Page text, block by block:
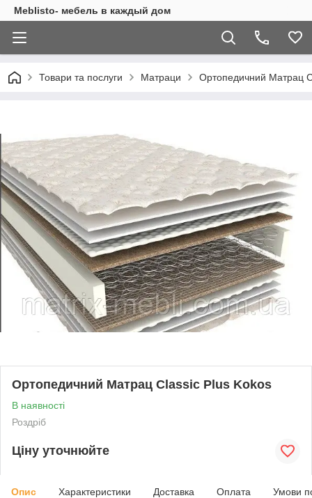
Meblisto- мебель в каждый дом
Товари та послуги Матраци Ортопедичний Матрац
Ортопедичний Матрац Classic Plus Kokos
В наявності
Роздріб
Ціну уточнюйте
Опис Характеристики Доставка Оплата Умови